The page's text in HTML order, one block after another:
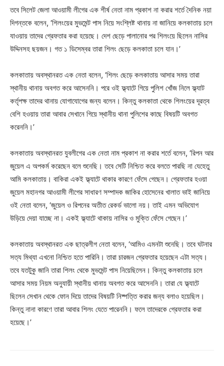
তবে সিলেট জেলা আওয়ামী লীগের এক শীর্ষ নেতা নাম প্রকাশ না করার শর্তে দৈনিক নয়া
দিগন্তকে বলেন, ‘শিলংয়ের মুভমেন্ট পাস নিয়ে সংশ্লিষ্ট থানায় না জানিয়ে কলকাতায় চলে
যাওয়ায় তাদের গ্রেফতার করা হয়েছে। দেশ ছেড়ে পালানোর পর শিলংয়ে ছিলেন নাসির
উদ্দিনসহ ছয়জন। গত ১ ডিসেম্বর তারা শিলং ছেড়ে কলকাতা চলে যান।’
কলকাতায় অবস্থানরত এক নেতা বলেন, ‘শিলং ছেড়ে কলকাতায় আসার সময় তারা
স্থানীয় থানায় অবগত করে আসেননি। পরে ওই ফ্ল্যাটে গিয়ে পুলিশ খোঁজ নিলে ফ্ল্যাট
কর্তৃপক্ষ তাদের থানায় যোগাযোগের জন্য বলেন। কিন্তু কলকাতা থেকে শিলংয়ের দূরত্ব
বেশি হওয়ায় তারা আবার সেখানে গিয়ে স্থানীয় থানা পুলিশের কাছে বিষয়টি অবগত
করেননি।’
কলকাতায় অবস্থানরত যুবলীগের এক নেতা নাম প্রকাশ না করার শর্তে বলেন, ‘রিপন আর
জুয়েল এ অপকর্ম করেছেন বলে শুনেছি। তবে সেটি নিশ্চিত করে বলতে পারছি না যেহেতু
আমি কলকাতায়। বাকিরা একই ফ্ল্যাটে থাকার কারণে ফেঁসে গেছেন। গ্রেফতার হওয়া
জুয়েল মহানগর আওয়ামী লীগের সাধারণ সম্পাদক জাকির হোসেনের খালাত ভাই জানিয়ে
ওই নেতা বলেন, ‘জুয়েল ও রিপনের অতীত রেকর্ড ভালো নয়। তাই এমন অভিযোগ
উড়িয়ে দেয়া যাচ্ছে না। একই ফ্ল্যাটে থাকায় নাসির ও মুক্তি ফেঁসে গেছেন।’
কলকাতায় অবস্থানরত এক ছাত্রলীগ নেতা বলেন, ‘আমিও এমনটা শুনেছি। তবে ঘটনার
সত্য মিথ্যা এখনো নিশ্চিত হতে পারিনি। তারা চারজন গ্রেফতার হয়েছেন এটা সত্য।
তবে যতটুকু জানি তারা শিলং থেকে মুভমেন্ট পাস নিয়েছিলেন। কিন্তু কলকাতায় চলে
আসার সময় নিয়ম অনুযায়ী স্থানীয় থানায় অবগত করে আসেননি। তারা যে ফ্ল্যাটে
ছিলেন সেখান থেকে ফোন দিয়ে তাদের বিষয়টি নিষ্পত্তি করার জন্য বলাও হয়েছিল।
কিন্তু নানা কারণে তারা আবার শিলং যেতে পারেননি। ফলে তাদেরকে গ্রেফতার করা
হয়েছে।’